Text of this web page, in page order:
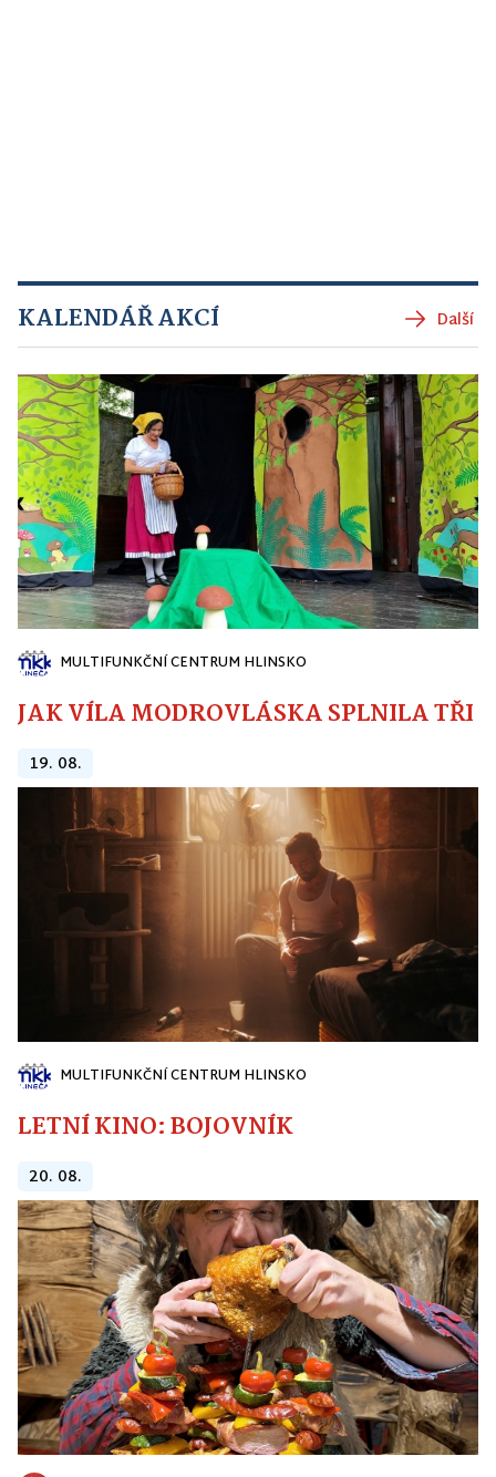
KALENDÁŘ AKCÍ Další
MULTIFUNKČNÍ CENTRUM HLINSKO
JAK VÍLA MODROVLÁSKA SPLNILA
19. 08.
MULTIFUNKČNÍ CENTRUM HLINSKO
LETNÍ KINO: BOJOVNÍK
20. 08.